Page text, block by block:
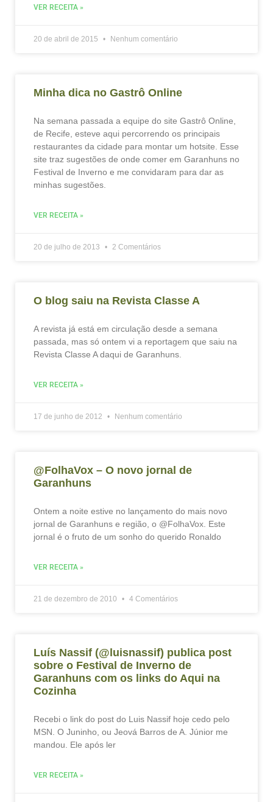
VER RECEITA »
20 de abril de 2015 Nenhum comentário
Minha dica no Gastrô Online
Na semana passada a equipe do site Gastrô Online,
de Recife, esteve aqui percorrendo os principais
restaurantes da cidade para montar um hotsite. Esse
site traz sugestões de onde comer em Garanhuns no
Festival de Inverno e me convidaram para dar as
minhas sugestões.
VER RECEITA »
20 de julho de 2013 2 Comentários
O blog saiu na Revista Classe A
A revista já está em circulação desde a semana
passada, mas só ontem vi a reportagem que saiu na
Revista Classe A daqui de Garanhuns.
VER RECEITA »
17 de junho de 2012 Nenhum comentário
@FolhaVox – O novo jornal de
Garanhuns
Ontem a noite estive no lançamento do mais novo
jornal de Garanhuns e região, o @FolhaVox. Este
jornal é o fruto de um sonho do querido Ronaldo
VER RECEITA »
21 de dezembro de 2010 4 Comentários
Luís Nassif (@luisnassif) publica post
sobre o Festival de Inverno de
Garanhuns com os links do Aqui na
Cozinha
Recebi o link do post do Luis Nassif hoje cedo pelo
MSN. O Juninho, ou Jeová Barros de A. Júnior me
mandou. Ele após ler
VER RECEITA »